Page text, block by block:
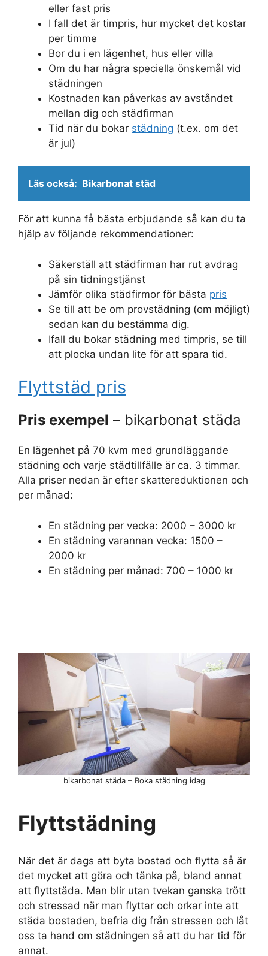
eller fast pris
I fall det är timpris, hur mycket det kostar
per timme
Bor du i en lägenhet, hus eller villa
Om du har några speciella önskemål vid
städningen
Kostnaden kan påverkas av avståndet
mellan dig och städfirman
Tid när du bokar städning (t.ex. om det
är jul)
Läs också: Bikarbonat städ
För att kunna få bästa erbjudande så kan du ta
hjälp av följande rekommendationer:
Säkerställ att städfirman har rut avdrag
på sin tidningstjänst
Jämför olika städfirmor för bästa pris
Se till att be om provstädning (om möjligt)
sedan kan du bestämma dig.
Ifall du bokar städning med timpris, se till
att plocka undan lite för att spara tid.
Flyttstäd pris
Pris exempel – bikarbonat städa
En lägenhet på 70 kvm med grundläggande
städning och varje städtillfälle är ca. 3 timmar.
Alla priser nedan är efter skattereduktionen och
per månad:
En städning per vecka: 2000 – 3000 kr
En städning varannan vecka: 1500 –
2000 kr
En städning per månad: 700 – 1000 kr
Flyttstädning
När det är dags att byta bostad och flytta så är
det mycket att göra och tänka på, bland annat
att flyttstäda. Man blir utan tvekan ganska trött
och stressad när man flyttar och orkar inte att
städa bostaden, befria dig från stressen och låt
oss ta hand om städningen så att du har tid för
annat.
bikarbonat städa – Boka städning idag